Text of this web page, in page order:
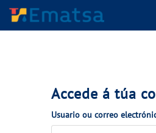
Accede á túa
Usuario ou correo